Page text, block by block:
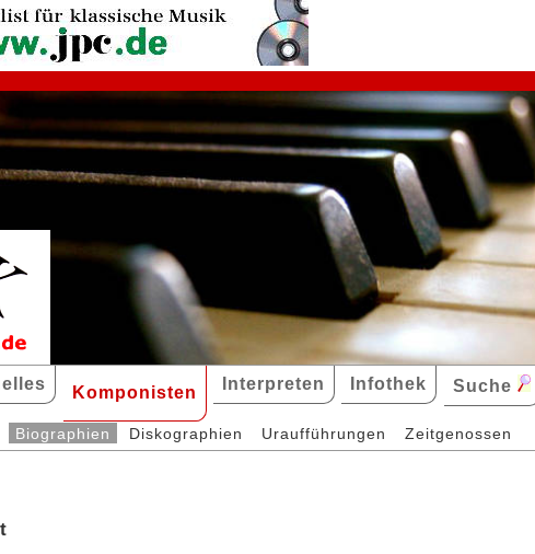
Komponisten Interpreten Infothek Suche
Biographien Diskographien Uraufführungen Zeitgenossen